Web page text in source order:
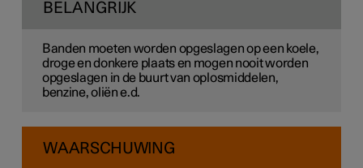
BELANGRIJK
Banden moeten worden opgeslagen op een koele,
droge en donkere plaats en mogen nooit worden
opgeslagen in de buurt van oplosmiddelen,
benzine, oliën e.d.
WAARSCHUWING